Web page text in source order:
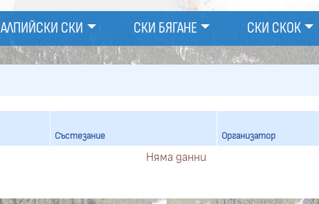
АЛПИЙСКИ СКИ СКИ БЯГАНЕ СКИ СКОК
Състезание Организатор
Няма данни